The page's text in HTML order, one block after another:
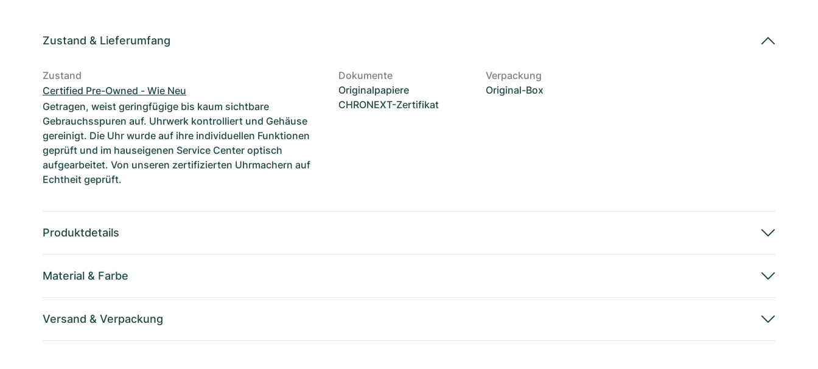
Zustand & Lieferumfang
Zustand
Certified Pre-Owned - Wie Neu
Getragen, weist geringfügige bis kaum sichtbare
Gebrauchsspuren auf. Uhrwerk kontrolliert und Gehäuse
gereinigt. Die Uhr wurde auf ihre individuellen Funktionen
geprüft und im hauseigenen Service Center optisch
aufgearbeitet. Von unseren zertifizierten Uhrmachern auf
Echtheit geprüft.
Dokumente
Originalpapiere
CHRONEXT-Zertifikat
Verpackung
Original-Box
Produktdetails
Material & Farbe
Versand & Verpackung